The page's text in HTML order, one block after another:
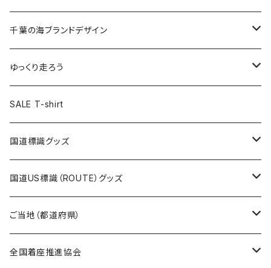
キャップ
トートバッグ
ランチバッグ
エコバッグ
キーホルダー
クリアファイル
缶バッジ
キーホルダー
クリアファイル
缶バッジ54mm
JAGUARさんコラボグッズ
Tシャツ
ステッカー
サコッシュ
ホテルキーホルダー
モーテルキーホルダー
トートバッグ
缶バッジ
クリアファイル
マスク
エコバッグ
千葉ロッテマリーンズコラボ
キャップ
エコバッグ
ステッカー
モーテルキーホルダー
ホテルキーホルダー
トートバッグ
Tシャツ
キャップ
ステッカー
ホテルキーホルダー
千葉の海ブランドデザイン
Tシャツ
キャップ
ステッカー
ゆっくり走ろう
Tシャツ
ステッカー
ホテルキーホルダー
SALE T-shirt
国道標識グッズ
ステッカー
国道0～99号線
国道100～199号線
Tシャツ
キャップ
国道US標識（ROUTE）グッズ
ステッカー
ROUTE 0～99号線
Tシャツ
ご当地（都道府県）
北海道
全国着座推進協会